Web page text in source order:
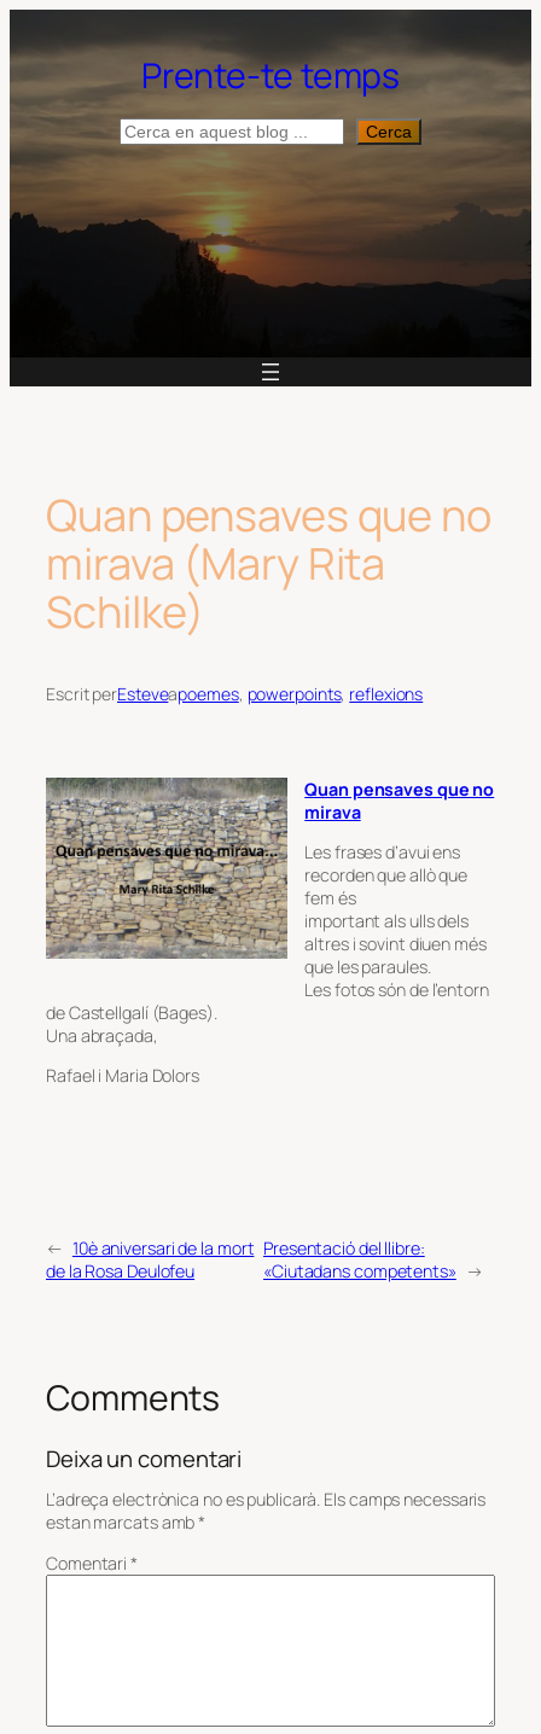
Prente-te temps
Cerca Cerca
Quan pensaves que no
mirava (Mary Rita
Schilke)
Escrit perEsteveapoemes, powerpoints, reflexions
Quan pensaves que no
mirava
Les frases d’avui ens
recorden que allò que
fem és
important als ulls dels
altres i sovint diuen més
que les paraules.
Les fotos són de l’entorn
de Castellgalí (Bages).
Una abraçada,
Rafael i Maria Dolors
← 10è aniversari de la mort
de la Rosa Deulofeu
Presentació del llibre:
«Ciutadans competents» →
Comments
Deixa un comentari
L’adreça electrònica no es publicarà. Els camps necessaris
estan marcats amb*
Comentari*